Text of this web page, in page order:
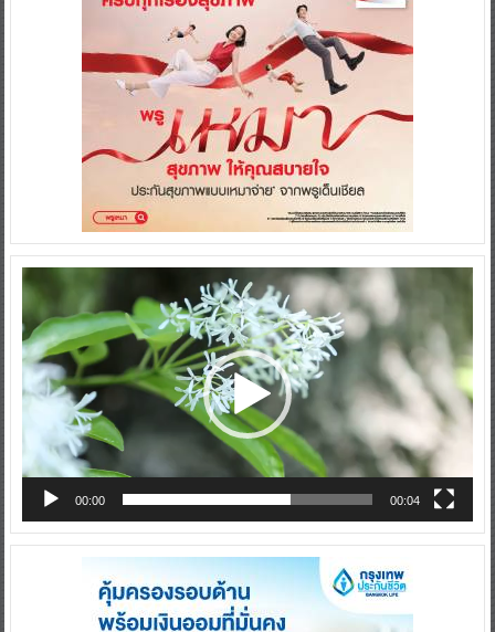
Player
00:00 00:04